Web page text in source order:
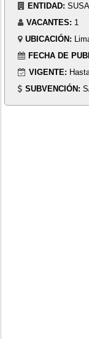
ENTIDAD:
VACANTES: 1
UBICACIÓN:
FECHA DE
VIGENTE:
SUBVENCIÓN: